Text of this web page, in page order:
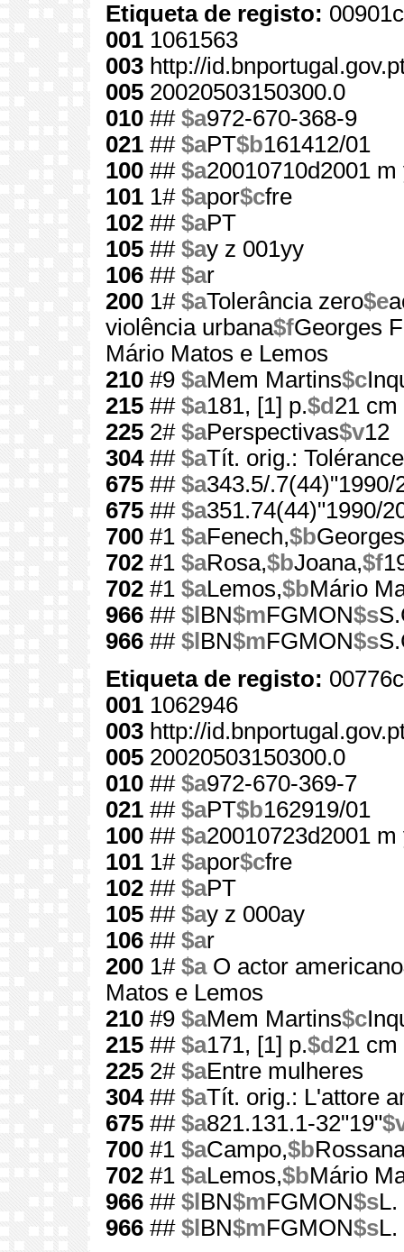
Etiqueta de registo:
001 1061563
003 http://
005 20020503150300.0
010 ## $a972-670-368-9
021 ## $aPT$b161412/01
100 ## $a20010710d2001
101 1# $apor$cfre
102 ## $aPT
105 ## $ay z 001yy
106 ## $ar
200 1# $aTolerância zero$e
violência urbana$fGeorges
Mário Matos e Lemos
210 #9 $aMem Martins$c
215 ## $a181, [1] p.$d 21 cm
225 2# $aPerspectivas$v12
304## $aTít. orig.:
675 ## $a343.5/.7(44)"1990/
675 ## $a351.74(44)"1990/
700 #1 $aFenech,$bGeorges
702 #1 $aRosa,$bJoana,$f
702 #1 $aLemos,$bMário
966 ## $l BN$mFGMON$s
966 ## $l BN$mFGMON$s
Etiqueta de registo:
001 1062946
003 http://
005 20020503150300.0
010 ## $a972-670-369-7
021 ## $aPT$b162919/01
100 ## $a20010723d2001
101 1# $apor$cfre
102 ## $aPT
105 ## $ay z 000ay
106 ## $ar
200 1# $aO actor americano
Matos e Lemos
210 #9 $aMem Martins$c
215 ## $a171, [1] p.$d 21 cm
225 2# $aEntre mulheres
304## $aTít. orig.: L'attore
675 ## $a821.131.1-32"19"
700 #1 $aCampo,$b
702 #1 $aLemos,$bMário
966 ## $l BN$mFGMON$sL.
966 ## $l BN$mFGMON$sL.